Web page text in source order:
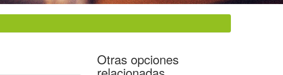
Otras opciones